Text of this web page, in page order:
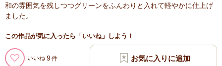
和の雰囲気を残しつつグリーンをふんわりと入れて軽やかに仕上げ
ました。
この作品が気に入ったら「いいね」しよう！
いいね 9